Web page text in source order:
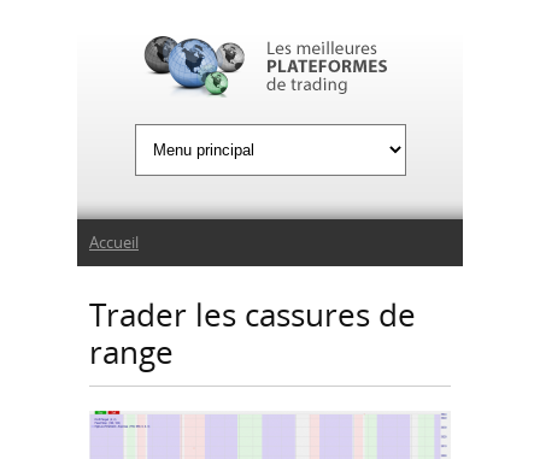
Vous êtes ici
Accueil
Trader les cassures de
range